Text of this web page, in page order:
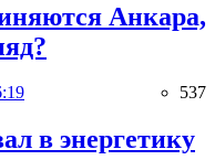
Анкара,
537
в энергетику